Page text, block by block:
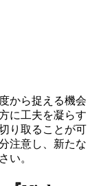
から捉える機会
に工夫を凝らす
り取ることが可
注意し、新たな
い。